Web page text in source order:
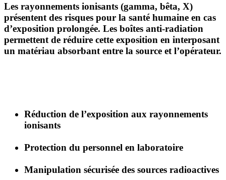
Les rayonnements ionisants (gamma, bêta, X)
présentent des risques pour la santé humaine en cas
d’exposition prolongée. Les boîtes anti-radiation
permettent de réduire cette exposition en interposant
un matériau absorbant entre la source et l’opérateur.
Réduction de l’exposition aux rayonnements
ionisants
Protection du personnel en laboratoire
Manipulation sécurisée des sources radioactives